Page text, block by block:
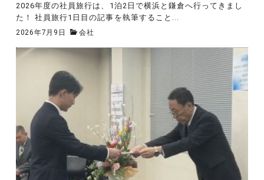
2026年度の社員旅行は、1泊2日で横浜と鎌倉へ行ってきまし
た！ 社員旅行1日目の記事を執筆すること...
2026年7月9日 会社